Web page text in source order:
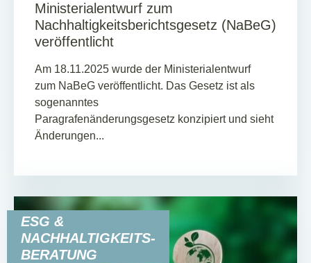
Ministerialentwurf zum
Nachhaltigkeitsberichtsgesetz (NaBeG)
veröffentlicht
Am 18.11.2025 wurde der Ministerialentwurf
zum NaBeG veröffentlicht. Das Gesetz ist als
sogenanntes
Paragrafenänderungsgesetz konzipiert und sieht
Änderungen...
ESG &
NACHHALTIGKEITS-
BERATUNG